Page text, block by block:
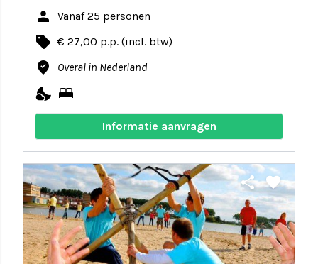
person Vanaf 25 personen
local_offer € 27,00 p.p. (incl. btw)
where_to_vote Overal in Nederland
nights_stay bed
Informatie aanvragen
share favorite